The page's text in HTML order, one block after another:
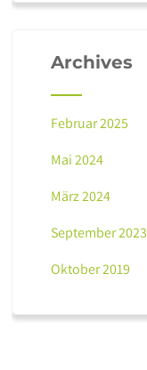
Archives
Februar 2025
Mai 2024
März 2024
September 2023
Oktober 2019